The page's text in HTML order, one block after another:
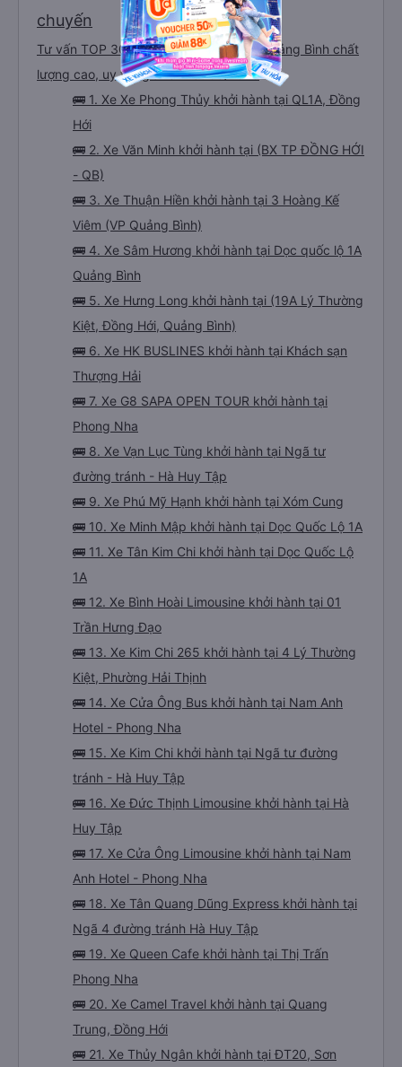
chuyến
Tư vấn TOP 30 xe khách đi Hà Nội từ Quảng Bình chất
lượng cao, uy tín, giá rẻ nhất 08/2026
🚌 1. Xe Xe Phong Thủy khởi hành tại QL1A, Đồng
Hới
🚌 2. Xe Văn Minh khởi hành tại (BX TP ĐỒNG HỚI
- QB)
🚌 3. Xe Thuận Hiền khởi hành tại 3 Hoàng Kế
Viêm (VP Quảng Bình)
🚌 4. Xe Sâm Hương khởi hành tại Dọc quốc lộ 1A
Quảng Bình
🚌 5. Xe Hưng Long khởi hành tại (19A Lý Thường
Kiệt, Đồng Hới, Quảng Bình)
🚌 6. Xe HK BUSLINES khởi hành tại Khách sạn
Thượng Hải
🚌 7. Xe G8 SAPA OPEN TOUR khởi hành tại
Phong Nha
🚌 8. Xe Vạn Lục Tùng khởi hành tại Ngã tư
đường tránh - Hà Huy Tập
🚌 9. Xe Phú Mỹ Hạnh khởi hành tại Xóm Cung
🚌 10. Xe Minh Mập khởi hành tại Dọc Quốc Lộ 1A
🚌 11. Xe Tân Kim Chi khởi hành tại Dọc Quốc Lộ
1A
🚌 12. Xe Bình Hoài Limousine khởi hành tại 01
Trần Hưng Đạo
🚌 13. Xe Kim Chi 265 khởi hành tại 4 Lý Thường
Kiệt, Phường Hải Thịnh
🚌 14. Xe Cửa Ông Bus khởi hành tại Nam Anh
Hotel - Phong Nha
🚌 15. Xe Kim Chi khởi hành tại Ngã tư đường
tránh - Hà Huy Tập
🚌 16. Xe Đức Thịnh Limousine khởi hành tại Hà
Huy Tập
🚌 17. Xe Cửa Ông Limousine khởi hành tại Nam
Anh Hotel - Phong Nha
🚌 18. Xe Tân Quang Dũng Express khởi hành tại
Ngã 4 đường tránh Hà Huy Tập
🚌 19. Xe Queen Cafe khởi hành tại Thị Trấn
Phong Nha
🚌 20. Xe Camel Travel khởi hành tại Quang
Trung, Đồng Hới
🚌 21. Xe Thủy Ngân khởi hành tại ĐT20, Sơn